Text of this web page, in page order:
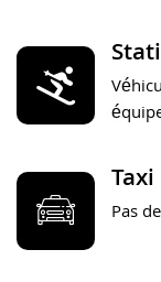
Pas